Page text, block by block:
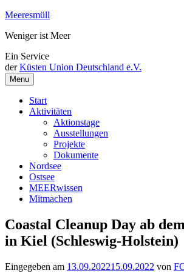
Weiter
Inhalt
Meeresmüll
Weniger ist Meer
Ein Service
derKüsten Union Deutschland e.V.
Menu
Start
Aktivitäten
Aktionstage
Ausstellungen
Projekte
Dokumente
Nordsee
Ostsee
MEERwissen
Mitmachen
Coastal Cleanup Day ab
in Kiel (Schleswig-Holstein)
Eingegeben am 13.09.202215.09.2022 von